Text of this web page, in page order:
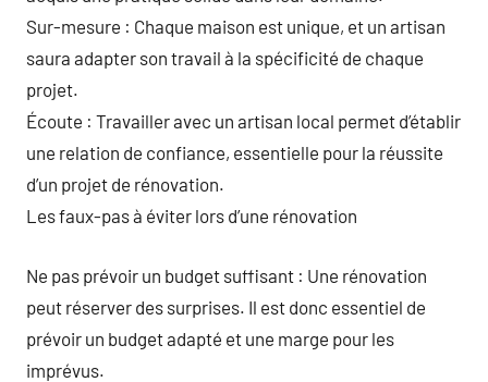
Sur-mesure : Chaque maison est unique, et un artisan
saura adapter son travail à la spécificité de chaque
projet.
Écoute : Travailler avec un artisan local permet d’établir
une relation de confiance, essentielle pour la réussite
d’un projet de rénovation.
Les faux-pas à éviter lors d’une rénovation
Ne pas prévoir un budget suffisant : Une rénovation
peut réserver des surprises. Il est donc essentiel de
prévoir un budget adapté et une marge pour les
imprévus.